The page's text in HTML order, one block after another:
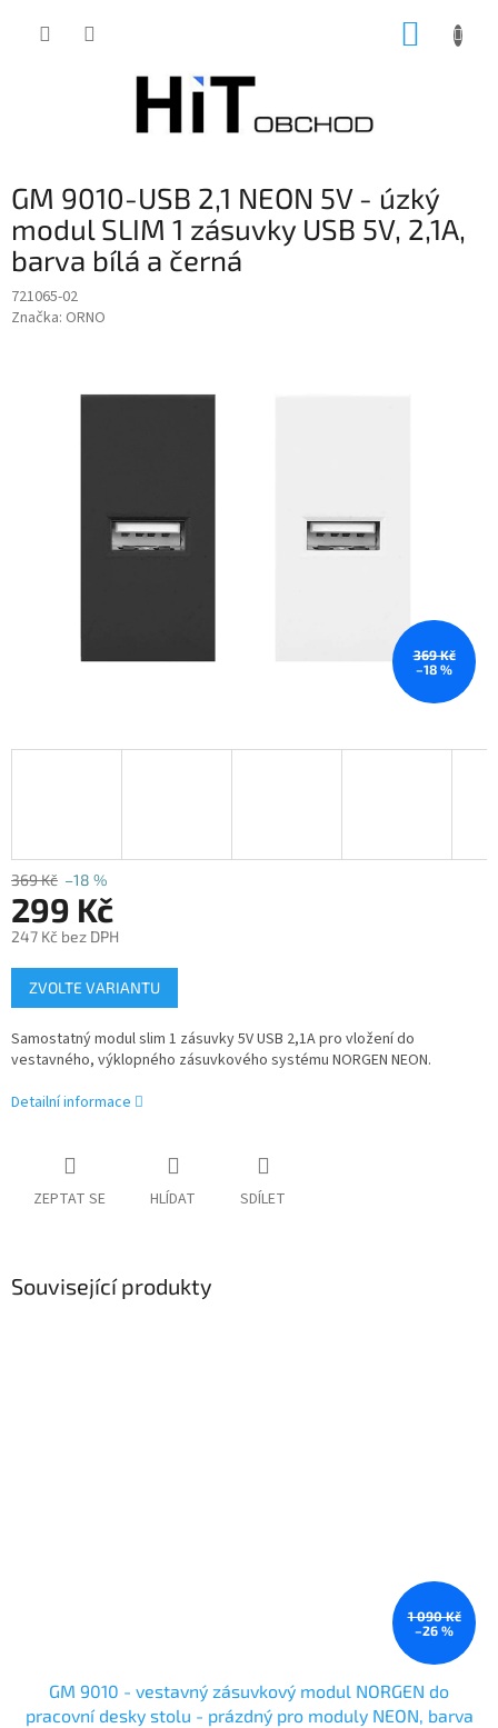
GM 9010-USB 2,1 NEON 5V - úzký
modul SLIM 1 zásuvky USB 5V, 2,1A,
barva bílá a černá
721065-02
Značka: ORNO
369 Kč
–18 %
369 Kč –18 %
299 Kč
247 Kč bez DPH
Měrná
cena:
ZVOLTE VARIANTU
Samostatný modul slim 1 zásuvky 5V USB 2,1A pro vložení do
vestavného, výklopného zásuvkového systému NORGEN NEON.
Detailní informace
ZEPTAT SE HLÍDAT SDÍLET
Související produkty
1 090 Kč
–26 %
GM 9010 - vestavný zásuvkový modul NORGEN do
pracovní desky stolu - prázdný pro moduly NEON, barva